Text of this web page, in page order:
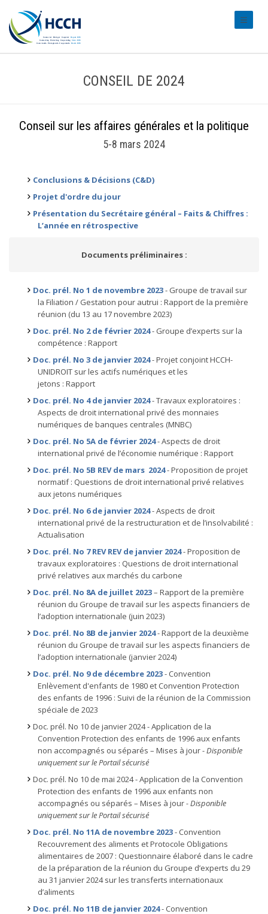
CONSEIL DE 2024
Conseil sur les affaires générales et la politique
5-8 mars 2024
Conclusions & Décisions (C&D)
Projet d'ordre du jour
Présentation du Secrétaire général – Faits & Chiffres :
L’année en rétrospective
Documents préliminaires :
Doc. prél. No 1 de novembre 2023- Groupe de travail sur
la Filiation / Gestation pour autrui : Rapport de la première
réunion (du 13 au 17 novembre 2023)
Doc. prél. No 2 de février 2024- Groupe d’experts sur la
compétence : Rapport
Doc. prél. No 3 de janvier 2024- Projet conjoint HCCH-
UNIDROIT sur les actifs numériques et les
jetons : Rapport
Doc. prél. No 4 de janvier 2024- Travaux exploratoires :
Aspects de droit international privé des monnaies
numériques de banques centrales (MNBC)
Doc. prél. No 5A de février 2024- Aspects de droit
international privé de l’économie numérique : Rapport
Doc. prél. No 5B REV de mars 2024- Proposition de projet
normatif : Questions de droit international privé relatives
aux jetons numériques
Doc. prél. No 6 de janvier 2024- Aspects de droit
international privé de la restructuration et de l’insolvabilité :
Actualisation
Doc. prél. No 7 REV REV de janvier 2024- Proposition de
travaux exploratoires : Questions de droit international
privé relatives aux marchés du carbone
Doc. prél. No 8A de juillet 2023– Rapport de la première
réunion du Groupe de travail sur les aspects financiers de
l’adoption internationale (juin 2023)
Doc. prél. No 8B de janvier 2024- Rapport de la deuxième
réunion du Groupe de travail sur les aspects financiers de
l’adoption internationale (janvier 2024)
Doc. prél. No 9 de décembre 2023- Convention
Enlèvement d'enfants de 1980 et Convention Protection
des enfants de 1996 : Suivi de la réunion de la Commission
spéciale de 2023
Doc. prél. No 10 de janvier 2024 - Application de la
Convention Protection des enfants de 1996 aux enfants
non accompagnés ou séparés – Mises à jour -Disponible
uniquement sur le Portail sécurisé
Doc. prél. No 10 de mai 2024 - Application de la Convention
Protection des enfants de 1996 aux enfants non
accompagnés ou séparés – Mises à jour- Disponible
uniquement sur le Portail sécurisé
Doc. prél. No 11A de novembre 2023- Convention
Recouvrement des aliments et Protocole Obligations
alimentaires de 2007 : Questionnaire élaboré dans le cadre
de la préparation de la réunion du Groupe d’experts du 29
au 31 janvier 2024 sur les transferts internationaux
d’aliments
Doc. prél. No 11B de janvier 2024- Convention